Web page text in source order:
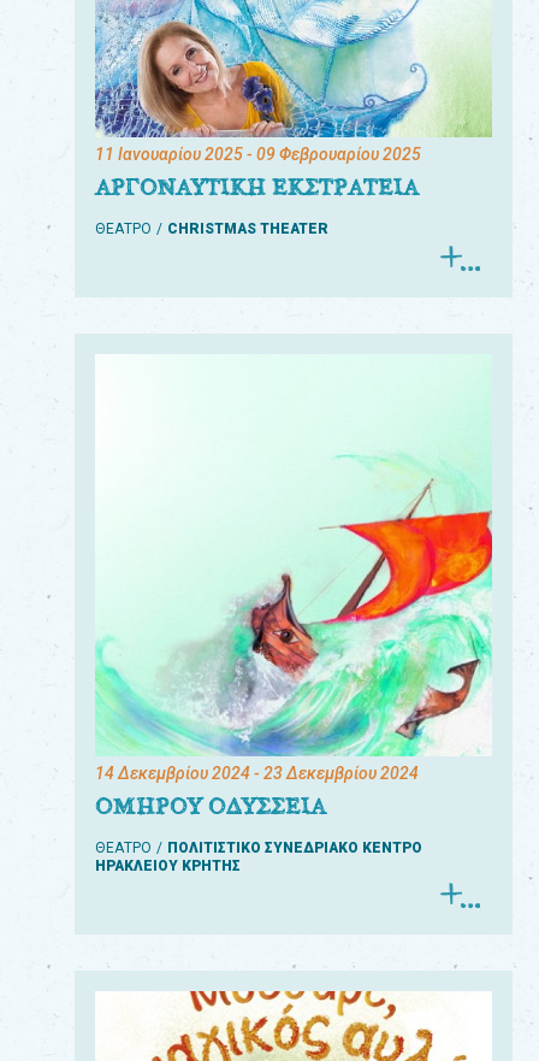
11 Ιανουαρίου 2025- 09 Φεβρουαρίου 2025
ΑΡΓΟΝΑΥΤΙΚΗ ΕΚΣΤΡΑΤΕΙΑ
ΘΕΑΤΡΟ CHRISTMAS THEATER
14 Δεκεμβρίου 2024- 23 Δεκεμβρίου 2024
ΟΜΗΡΟΥ ΟΔΥΣΣΕΙΑ
ΘΕΑΤΡΟ
ΠΟΛΙΤΙΣΤΙΚΟ ΣΥΝΕΔΡΙΑΚΟ ΚΕΝΤΡΟ
ΗΡΑΚΛΕΙΟΥ ΚΡΗΤΗΣ